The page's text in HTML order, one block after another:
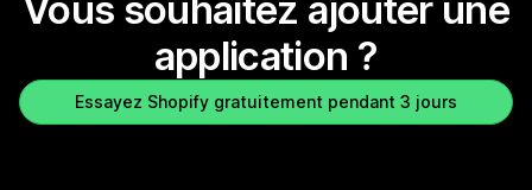
Vous souhaitez ajouter une
application ?
Essayez Shopify gratuitement pendant 3 jours